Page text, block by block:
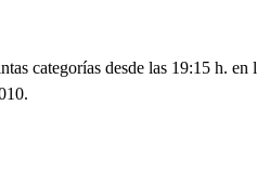
categorías desde las 19:15 h. en